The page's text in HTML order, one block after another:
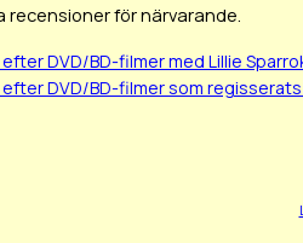
recensioner för närvarande.
efter DVD/BD-filmer med Lillie
efter DVD/BD-filmer som regisserats